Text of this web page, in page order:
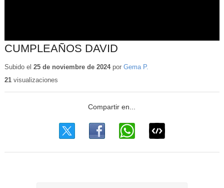
CUMPLEAÑOS DAVID
Subido el 25 de noviembre de 2024por Gema P.
21visualizaciones